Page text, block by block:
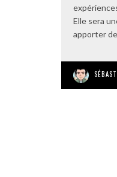
Elle sera
apporter